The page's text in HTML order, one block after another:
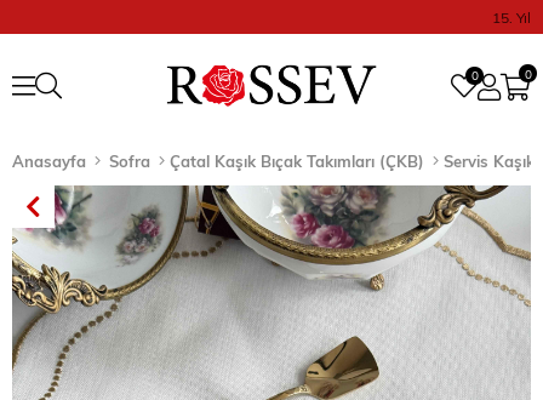
15. Yıl
0
0
Anasayfa Sofra Çatal Kaşık Bıçak Takımları (ÇKB) Servis Kaşık